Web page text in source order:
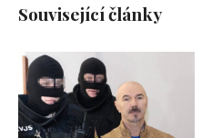
Související články